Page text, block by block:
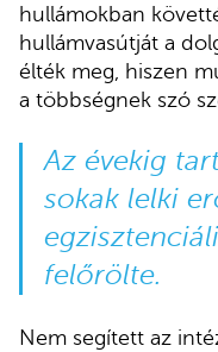
hullámokban
hullámvasútját a
élték meg, hiszen
a többségnek szó
Az évekig
sokak lelki
felőrölte.
Nem segített az